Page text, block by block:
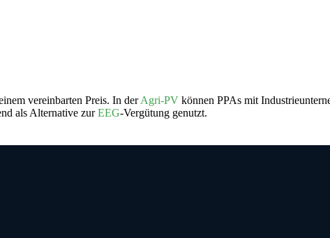
vereinbarten Preis. In derAgri-PV können PPAs mit
als Alternative zurEEG-Vergütung genutzt.